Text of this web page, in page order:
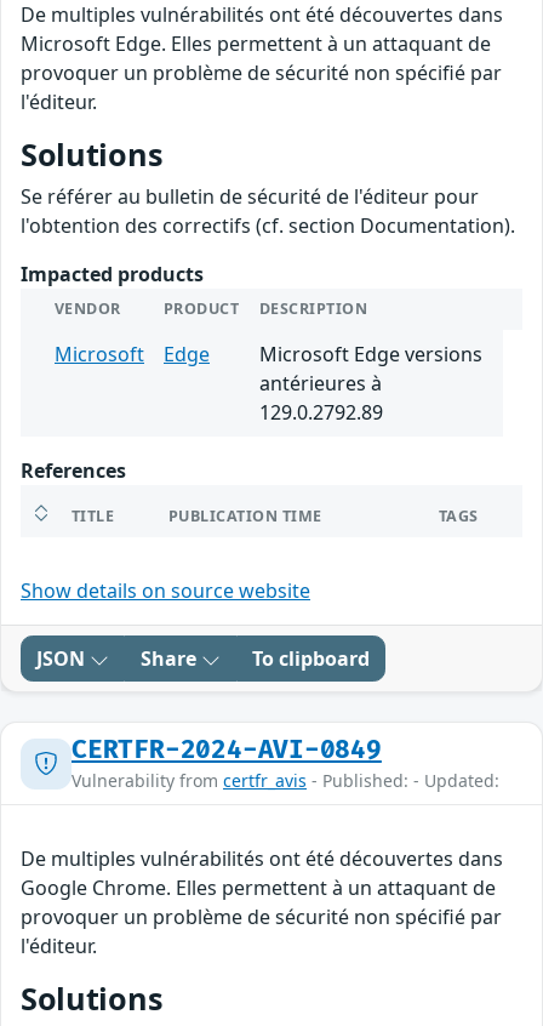
De multiples vulnérabilités ont été découvertes dans
Microsoft Edge. Elles permettent à un attaquant de
provoquer un problème de sécurité non spécifié par
l'éditeur.
Solutions
Se référer au bulletin de sécurité de l'éditeur pour
l'obtention des correctifs (cf. section Documentation).
Impacted products
VENDOR PRODUCT DESCRIPTION
Microsoft Edge
Microsoft Edge versions
antérieures à
129.0.2792.89
References
TITLE PUBLICATION TIME TAGS
Show details on source website
JSON Share To clipboard
CERTFR-2024-AVI-0849
Vulnerability from certfr_avis - Published: - Updated:
De multiples vulnérabilités ont été découvertes dans
Google Chrome. Elles permettent à un attaquant de
provoquer un problème de sécurité non spécifié par
l'éditeur.
Solutions